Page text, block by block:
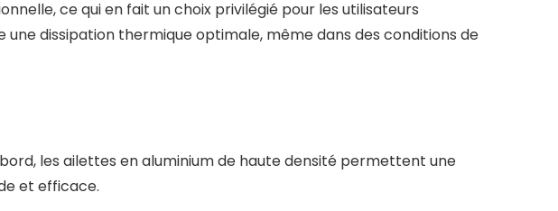
ce qui en fait un choix privilégié pour les utilisateurs
une dissipation thermique optimale, même dans des conditions de
les ailettes en aluminium de haute densité permettent une
et efficace.